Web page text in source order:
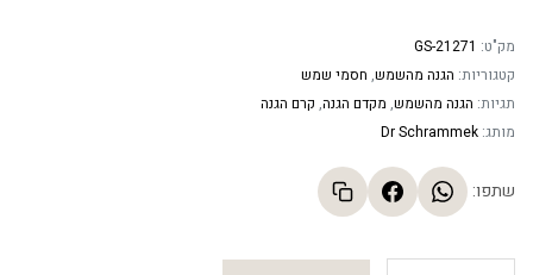
מק"ט: GS-21271
קטגוריות: הגנה מהשמש, חסמי שמש
תגיות: הגנה מהשמש, מקדם הגנה, קרם הגנה
מותג: Dr Schrammek
שתפו: